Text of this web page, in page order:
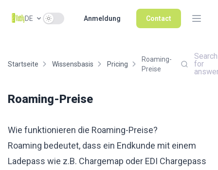
DE Use setting Anmeldung Contact
Startseite Wissensbasis Pricing
Roaming-
Preise
Search
for
Roaming-Preise
Wie funktionieren die Roaming-Preise?
Roaming bedeutet, dass ein Endkunde mit einem
Ladepass wie z.B. Chargemap oder EDI Chargepass